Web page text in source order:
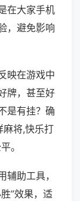
在大家手机
，避免影响
映在游戏中
牌，甚至好
是有挂？确
麻将,快乐打
。
助工具，
”效果，适